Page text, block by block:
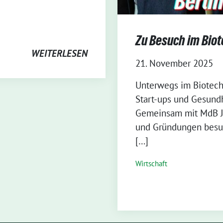
WEITERLESEN
Zu Besuch im
21. November 2025
⁨Unterwegs im
Start-ups und
Gemeinsam mit MdB
und Gründungen
[…]
Wirtschaft